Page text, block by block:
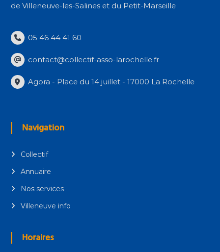
de Villeneuve-les-Salines et du Petit-Marseille
05 46 44 41 60
contact@collectif-asso-larochelle.fr
Agora - Place du 14 juillet - 17000 La Rochelle
Navigation
Collectif
Annuaire
Nos services
Villeneuve info
Horaires